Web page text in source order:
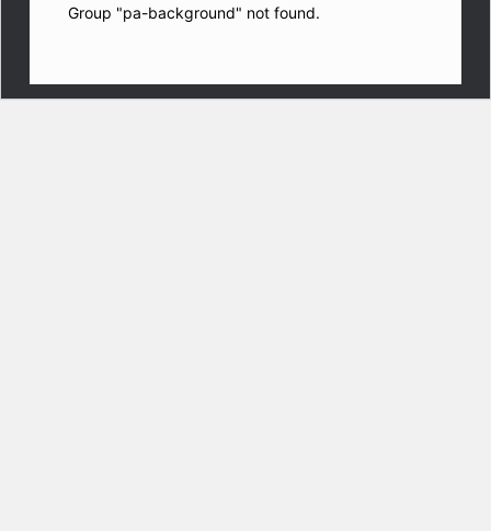
Group "pa-background" not found.